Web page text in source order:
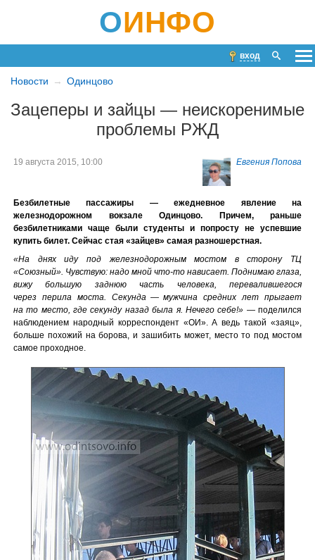
ОИНФО
вход
Новости Одинцово
Зацеперы и зайцы — неискоренимые
проблемы РЖД
Евгения Попова
19 августа 2015, 10:00
Безбилетные пассажиры — ежедневное явление на
железнодорожном вокзале Одинцово. Причем, раньше
безбилетниками чаще были студенты и попросту не успевшие
купить билет. Сейчас стая «зайцев» самая разношерстная.
«На днях иду под железнодорожным мостом в сторону ТЦ
«Союзный». Чувствую: надо мной что-то нависает. Поднимаю глаза,
вижу большую заднюю часть человека, перевалившегося
через перила моста. Секунда — мужчина средних лет прыгает
на то место, где секунду назад была я. Нечего себе!» — поделился
наблюдением народный корреспондент «ОИ». А ведь такой «заяц»,
больше похожий на борова, и зашибить может, место то под мостом
самое проходное.